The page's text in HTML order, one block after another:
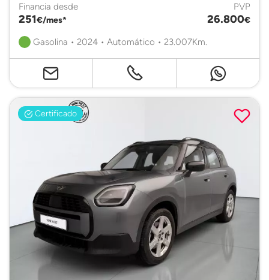
Financia desde
251€/mes*
PVP
26.800€
Gasolina • 2024 • Automático • 23.007Km.
Certificado